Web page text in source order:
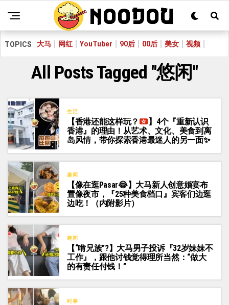
TOPICS 大马 网红 YouTuber 90后 00后 美女 视频
All Posts Tagged "悠闲"
生活
【香港还能这样玩？
】4个『重新认识
香港』的理由！从艺术、文化、美食到离
岛风情，带你探索香港最迷人的另一面✨
趣闻
【像在逛Pasar😂】大马新人创意婚宴布
置像夜市，『25种美食档口』宾客们边逛
边吃！（内附影片）
趣闻
【“啃兄族”?】大马男子投诉『32岁妹妹不
工作』，跟他讨钱觉得理所当然：“做大
的有责任付钱！”
时事